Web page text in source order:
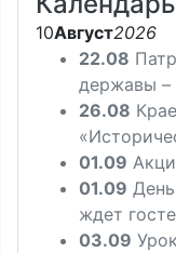
10Август2026
22.08
державы –
26.08
01.09
01.09
ждет
03.09